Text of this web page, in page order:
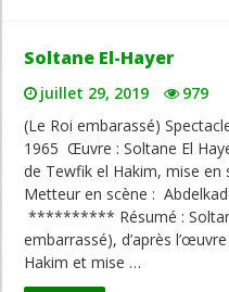
Soltane El-Hayer
juillet 29, 2019
979
(Le Roi embarassé)
1965 Œuvre : Soltane El
de Tewfik el Hakim, mise en
Metteur en scène :
********** Résumé : Soltan
embarrassé), d’après
Hakim et mise …